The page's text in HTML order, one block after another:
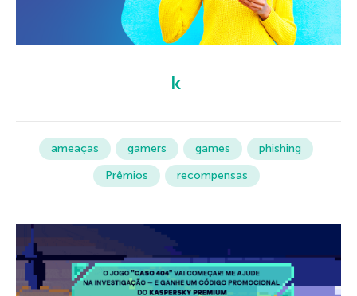
ameaças gamers games
phishing
Prêmios
recompensas